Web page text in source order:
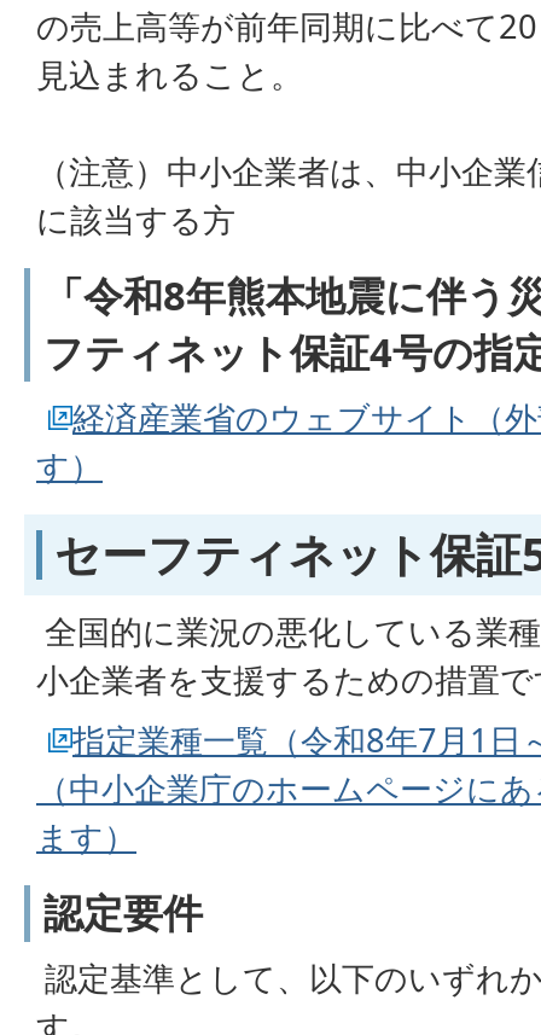
の売上高等が前年同期に比べて
見込まれること。
（注意）中小企業者は、中小企
に該当する方
「令和8年熊本地震に伴う
フティネット保証4号の指
経済産業省のウェブサイト（
す）
セーフティネット保
全国的に業況の悪化している業
小企業者を支援するための措置
指定業種一覧（令和8年7月1日
（中小企業庁のホームページに
ます）
認定要件
認定基準として、以下のいずれ
す。